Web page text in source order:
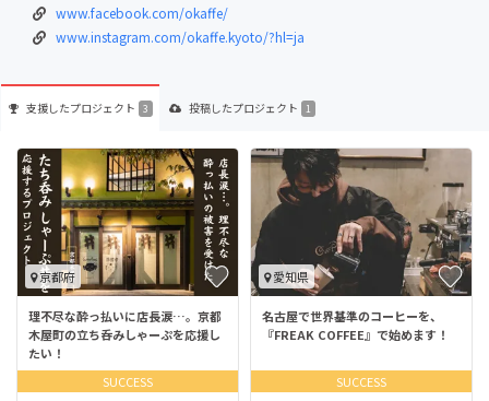
www.facebook.com/okaffe/
www.instagram.com/okaffe.kyoto/?hl=ja
支援したプロジェクト 3 投稿したプロジェクト 1
京都府
理不尽な酔っ払いに店長涙…。京都
木屋町の立ち呑みしゃーぷを応援し
たい！
SUCCESS
愛知県
名古屋で世界基準のコーヒーを、
『FREAK COFFEE』で始めます！
SUCCESS